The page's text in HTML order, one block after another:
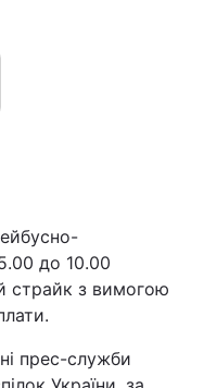
до 10.00
страйк з вимогою
прес-служби